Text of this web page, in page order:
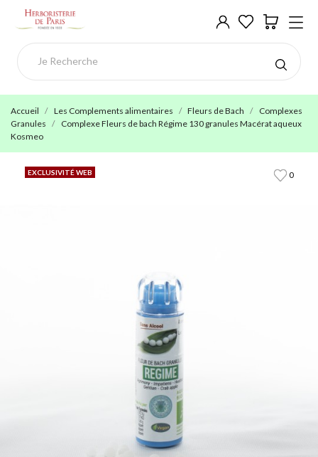
Accueil Les Complements alimentaires Fleurs de Bach
Complexes
Granules
Complexe Fleurs de bach Régime 130 granules Macérat aqueux
Kosmeo
0
EXCLUSIVITÉ WEB